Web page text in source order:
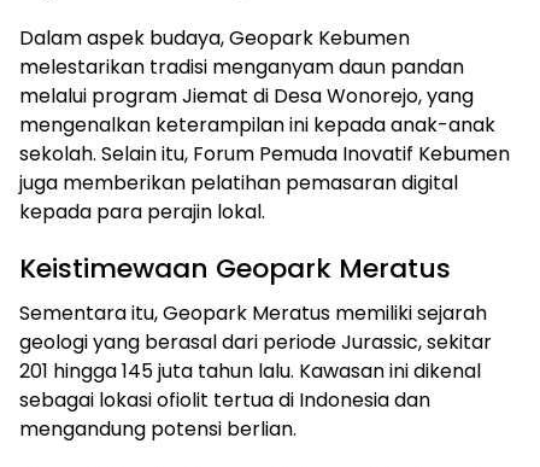
Dalam aspek budaya, Geopark Kebumen
melestarikan tradisi menganyam daun pandan
melalui program Jiemat di Desa Wonorejo, yang
mengenalkan keterampilan ini kepada anak-anak
sekolah. Selain itu, Forum Pemuda Inovatif Kebumen
juga memberikan pelatihan pemasaran digital
kepada para perajin lokal.
Keistimewaan Geopark Meratus
Sementara itu, Geopark Meratus memiliki sejarah
geologi yang berasal dari periode Jurassic, sekitar
201 hingga 145 juta tahun lalu. Kawasan ini dikenal
sebagai lokasi ofiolit tertua di Indonesia dan
mengandung potensi berlian.